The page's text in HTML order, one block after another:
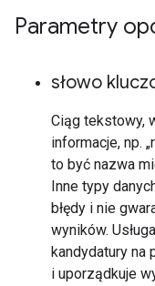
Parametry
słowo
Ciąg tekstowy,
informacje, np.
to być nazwa
Inne typy
błędy i nie
wyników.
kandydatury na
i uporządkuje